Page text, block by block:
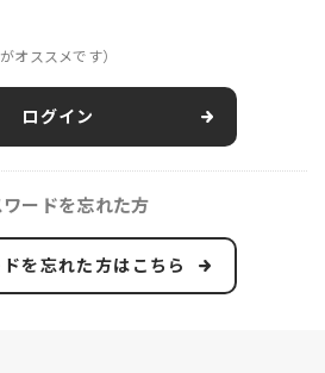
オススメです）
ログイン
ードを忘れた方
を忘れた方はこちら